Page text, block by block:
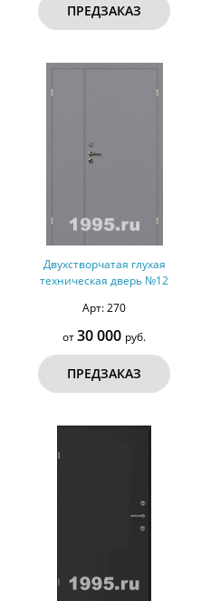
ПРЕДЗАКАЗ
Двухстворчатая глухая
техническая дверь №12
Арт: 270
от30 000 руб.
ПРЕДЗАКАЗ